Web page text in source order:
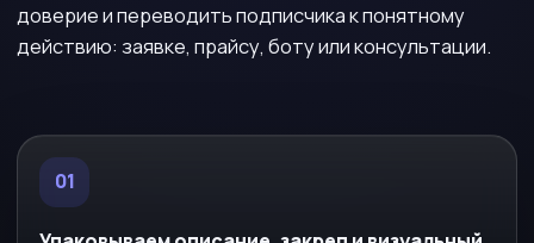
доверие и переводить подписчика к понятному
действию: заявке, прайсу, боту или консультации.
01